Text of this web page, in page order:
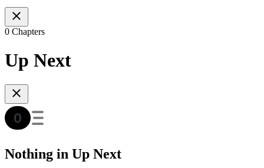
0 Chapters
Up Next
Nothing in Up Next